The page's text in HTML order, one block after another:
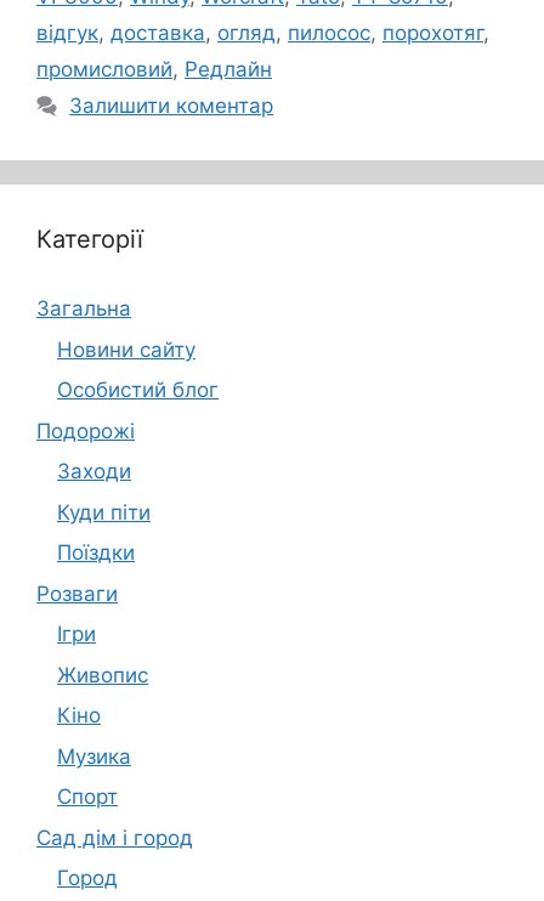
відгук, доставка, огляд, пилосос, порохотяг,
промисловий, Редлайн
Залишити коментар
Категорії
Загальна
Новини сайту
Особистий блог
Подорожі
Заходи
Куди піти
Поїздки
Розваги
Ігри
Живопис
Кіно
Музика
Спорт
Сад дім і город
Город